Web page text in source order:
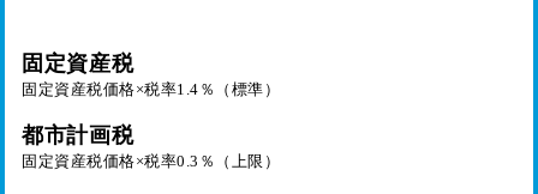
固定資産税
固定資産税価格×税率1.4％（標準）
都市計画税
固定資産税価格×税率0.3％（上限）